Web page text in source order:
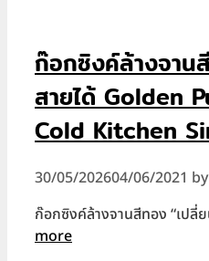
ก๊อกซิงค์ล้างจา
สายได้ Golden
Cold Kitchen
30/05/202604/06/2021 by
ก๊อกซิงค์ล้างจานสีทอง “เปลี่
more